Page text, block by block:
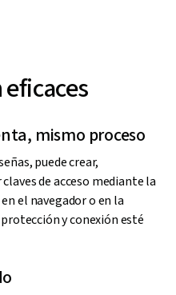
mismo proceso
puede crear,
de acceso mediante la
el navegador o en la
y conexión esté